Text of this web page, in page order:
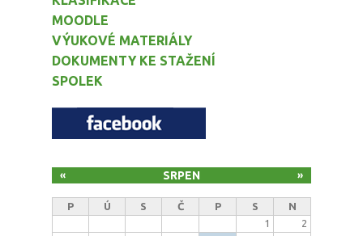
MOODLE
VÝUKOVÉ MATERIÁLY
DOKUMENTY KE STAŽENÍ
SPOLEK
SRPEN
« »
P Ú S Č P S
N
1
2